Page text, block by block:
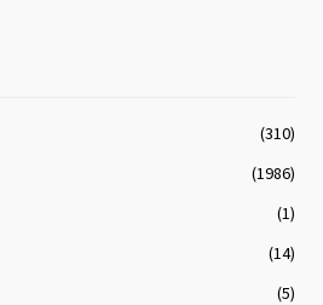
(310)
(1986)
(1)
(14)
(5)